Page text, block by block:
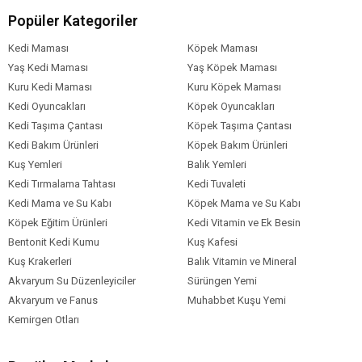
Taze bütün kızılcık
Hindiba kökü
Zerdeçal
Süt devedikeni
Dulavratotu kökü
Lavanta
Hatmi kökü
Kuşburnu. Besinsel takviyeler ( kg başına ): amino asit
hidrat
Çinko şelat: 100 mg. Zooteknik takviyeler: enterococcus
faecium
Besin Analizi
Ham protein (min.) 31 %
Ham yağ (min.) 17 %
Ham kül (maks.) 7 %
Ham lif (maks.) 5 %
Popüler Kategoriler
Kedi Maması
Köpek Maması
Yaş Kedi Maması
Yaş Köpek Maması
Kuru Kedi Maması
Kuru Köpek Maması
Kedi Oyuncakları
Köpek Oyuncakları
Kedi Taşıma Çantası
Köpek Taşıma Çantası
Kedi Bakım Ürünleri
Köpek Bakım Ürünleri
Kuş Yemleri
Balık Yemleri
Kedi Tırmalama Tahtası
Kedi Tuvaleti
Kedi Mama ve Su Kabı
Köpek Mama ve Su Kabı
Köpek Eğitim Ürünleri
Kedi Vitamin ve Ek Besin
Bentonit Kedi Kumu
Kuş Kafesi
Kuş Krakerleri
Balık Vitamin ve Mineral
Akvaryum Su Düzenleyiciler
Sürüngen Yemi
Akvaryum ve Fanus
Muhabbet Kuşu Yemi
Kemirgen Otları